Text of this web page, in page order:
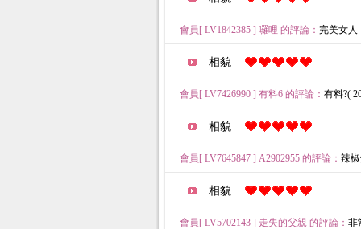
會員[ LV1842385 ] 囉哩 的評論： 完美女人
相貌
會員[ LV7426990 ] 有料6 的評論： 有料?(
相貌
會員[ LV7645847 ] A2902955 的評論： 辣椒
相貌
會員[ LV5702143 ] 走失的父親 的評論： 非